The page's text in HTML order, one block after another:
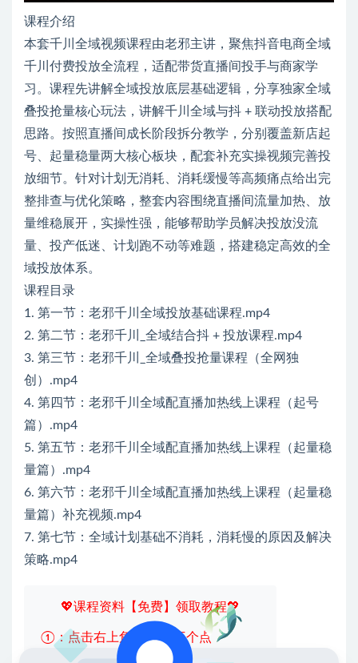
课程介绍
本套千川全域视频课程由老邪主讲，聚焦抖音电商全域
千川付费投放全流程，适配带货直播间投手与商家学
习。课程先讲解全域投放底层基础逻辑，分享独家全域
叠投抢量核心玩法，讲解千川全域与抖 + 联动投放搭配
思路。按照直播间成长阶段拆分教学，分别覆盖新店起
号、起量稳量两大核心板块，配套补充实操视频完善投
放细节。针对计划无消耗、消耗缓慢等高频痛点给出完
整排查与优化策略，整套内容围绕直播间流量加热、放
量维稳展开，实操性强，能够帮助学员解决投放没流
量、投产低迷、计划跑不动等难题，搭建稳定高效的全
域投放体系。
课程目录
1. 第一节：老邪千川全域投放基础课程.mp4
2. 第二节：老邪千川_全域结合抖 + 投放课程.mp4
3. 第三节：老邪千川_全域叠投抢量课程（全网独
创）.mp4
4. 第四节：老邪千川全域配直播加热线上课程（起号
篇）.mp4
5. 第五节：老邪千川全域配直播加热线上课程（起量稳
量篇）.mp4
6. 第六节：老邪千川全域配直播加热线上课程（起量稳
量篇）补充视频.mp4
7. 第七节：全域计划基础不消耗，消耗慢的原因及解决
策略.mp4
💖课程资料【免费】领取教程💖
①：点击右上角【 】三个点